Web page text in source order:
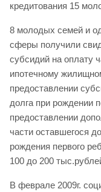
кредитования 15
8 молодых семей и
сферы получили
субсидий на оплату
ипотечному
предоставлении
долга при рождении
предоставлении
части оставшегося
рождения первого
100 до 200
В феврале 2009г.